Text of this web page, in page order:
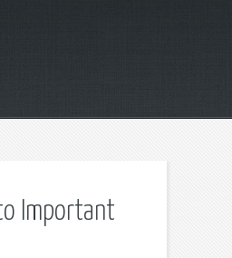
Important